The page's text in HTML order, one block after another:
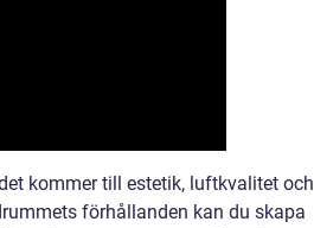
kommer till estetik, luftkvalitet och
förhållanden kan du skapa